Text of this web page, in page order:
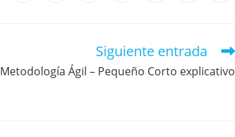
Siguiente entrada
Metodología Ágil – Pequeño Corto explicativo